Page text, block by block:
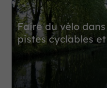
Faire du vélo
pistes cyclables